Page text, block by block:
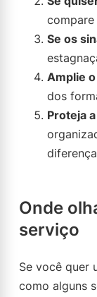
Se os
Amplie
dos
Proteja
Onde
serviço
Se você quer
como alguns